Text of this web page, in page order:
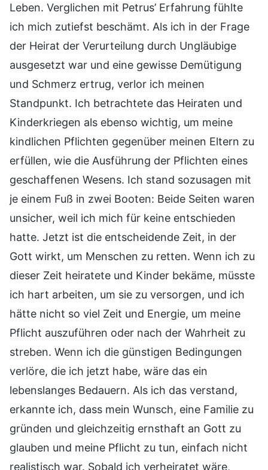
Leben. Verglichen mit Petrus’ Erfahrung fühlte
ich mich zutiefst beschämt. Als ich in der Frage
der Heirat der Verurteilung durch Ungläubige
ausgesetzt war und eine gewisse Demütigung
und Schmerz ertrug, verlor ich meinen
Standpunkt. Ich betrachtete das Heiraten und
Kinderkriegen als ebenso wichtig, um meine
kindlichen Pflichten gegenüber meinen Eltern zu
erfüllen, wie die Ausführung der Pflichten eines
geschaffenen Wesens. Ich stand sozusagen mit
je einem Fuß in zwei Booten: Beide Seiten waren
unsicher, weil ich mich für keine entschieden
hatte. Jetzt ist die entscheidende Zeit, in der
Gott wirkt, um Menschen zu retten. Wenn ich zu
dieser Zeit heiratete und Kinder bekäme, müsste
ich hart arbeiten, um sie zu versorgen, und ich
hätte nicht so viel Zeit und Energie, um meine
Pflicht auszuführen oder nach der Wahrheit zu
streben. Wenn ich die günstigen Bedingungen
verlöre, die ich jetzt habe, wäre das ein
lebenslanges Bedauern. Als ich das verstand,
erkannte ich, dass mein Wunsch, eine Familie zu
gründen und gleichzeitig ernsthaft an Gott zu
glauben und meine Pflicht zu tun, einfach nicht
realistisch war. Sobald ich verheiratet wäre,